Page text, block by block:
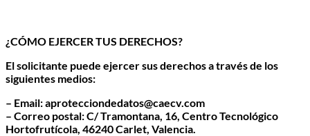
¿CÓMO EJERCER TUS DERECHOS?
El solicitante puede ejercer sus derechos a través de los
siguientes medios:
– Email: aprotecciondedatos@caecv.com
– Correo postal: C/ Tramontana, 16, Centro Tecnológico
Hortofrutícola, 46240 Carlet, Valencia.